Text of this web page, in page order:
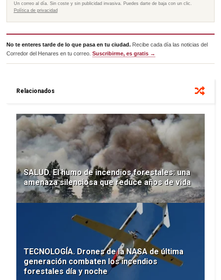
Un correo al día. Sin coste y sin publicidad invasiva. Puedes darte de baja con un clic.
Política de privacidad
No te enteres tarde de lo que pasa en tu ciudad. Recibe cada día las noticias del
Corredor del Henares en tu correo.Suscribirme, es gratis →
Relacionados
SALUD. El humo de incendios forestales: una
amenaza silenciosa que reduce años de vida
TECNOLOGÍA. Drones de la NASA de última
generación combaten los incendios
forestales día y noche